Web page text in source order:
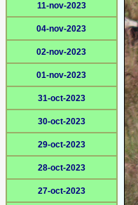
11-nov-2023
04-nov-2023
02-nov-2023
01-nov-2023
31-oct-2023
30-oct-2023
29-oct-2023
28-oct-2023
27-oct-2023